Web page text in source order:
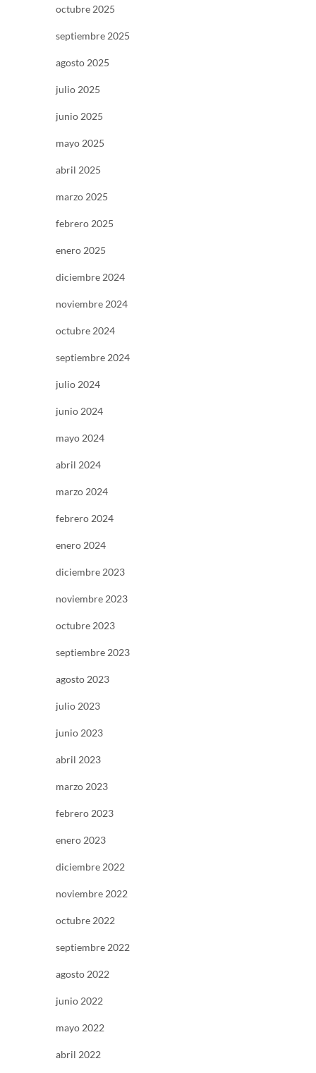
octubre 2025
septiembre 2025
agosto 2025
julio 2025
junio 2025
mayo 2025
abril 2025
marzo 2025
febrero 2025
enero 2025
diciembre 2024
noviembre 2024
octubre 2024
septiembre 2024
julio 2024
junio 2024
mayo 2024
abril 2024
marzo 2024
febrero 2024
enero 2024
diciembre 2023
noviembre 2023
octubre 2023
septiembre 2023
agosto 2023
julio 2023
junio 2023
abril 2023
marzo 2023
febrero 2023
enero 2023
diciembre 2022
noviembre 2022
octubre 2022
septiembre 2022
agosto 2022
junio 2022
mayo 2022
abril 2022